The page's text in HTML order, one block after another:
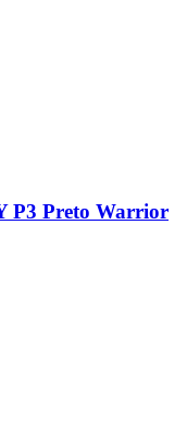
P3 Preto Warrior